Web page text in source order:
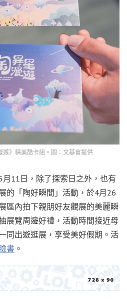
遊》精美酷卡組。圖：文基會提供
11日，除了探索日之外，也有
的「陶好瞬間」活動，於4月26
區內拍下親朋好友觀展的美麗瞬
展覽周邊好禮，活動時間接近母
同出遊逛展，享受美好假期。活
書 。